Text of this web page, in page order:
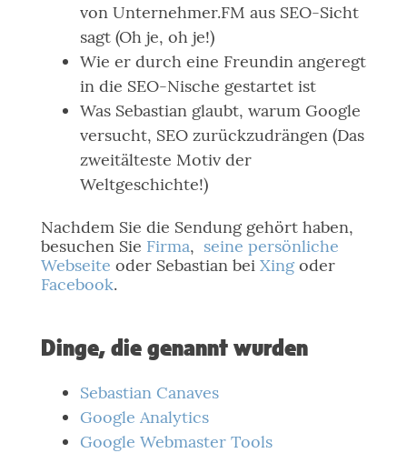
von Unternehmer.FM aus SEO-Sicht
sagt (Oh je, oh je!)
Wie er durch eine Freundin angeregt
in die SEO-Nische gestartet ist
Was Sebastian glaubt, warum Google
versucht, SEO zurückzudrängen (Das
zweitälteste Motiv der
Weltgeschichte!)
Nachdem Sie die Sendung gehört haben,
besuchen Sie Firma, seine persönliche
Webseite oder Sebastian bei Xingoder
Facebook.
Dinge, die genannt wurden
Sebastian Canaves
Google Analytics
Google Webmaster Tools